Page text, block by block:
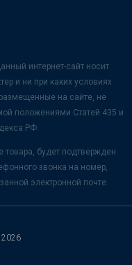
интернет-сайт носит
и ни при каких условиях
на сайте, не
положениями Статей 435 и
РФ.
товара, будет подтвержден
звонка на номер,
электронной почте.